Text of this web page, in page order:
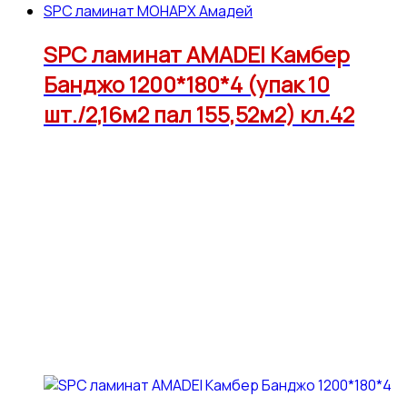
SPC ламинат МОНАРХ Амадей
SPC ламинат AMADEI Камбер
Банджо 1200*180*4 (упак 10
шт./2,16м2 пал 155,52м2) кл.42